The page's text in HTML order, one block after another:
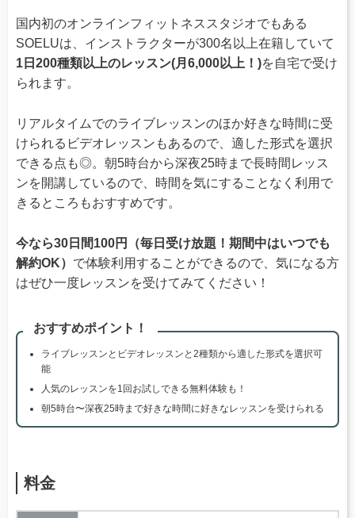
国内初のオンラインフィットネススタジオでもある
SOELUは、インストラクターが300名以上在籍していて
1日200種類以上のレッスン(月6,000以上！)を自宅で受け
られます。
リアルタイムでのライブレッスンのほか好きな時間に受
けられるビデオレッスンもあるので、適した形式を選択
できる点も◎。朝5時台から深夜25時まで長時間レッス
ンを開講しているので、時間を気にすることなく利用で
きるところもおすすめです。
今なら30日間100円（毎日受け放題！期間中はいつでも
解約OK） で体験利用することができるので、気になる方
はぜひ一度レッスンを受けてみてください！
おすすめポイント！
ライブレッスンとビデオレッスンと2種類から適した形式を選択可
能
人気のレッスンを1回お試しできる無料体験も！
朝5時台〜深夜25時まで好きな時間に好きなレッスンを受けられる
料金